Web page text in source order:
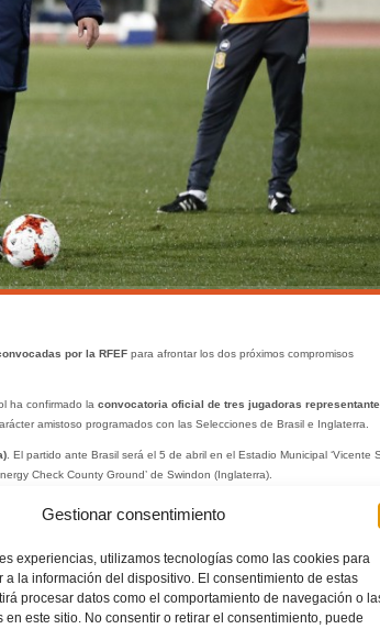
Gestionar consentimiento
experiencias, utilizamos tecnologías como las cookies para
a la información del dispositivo. El consentimiento de estas
procesar datos como el comportamiento de navegación o
este sitio. No consentir o retirar el consentimiento, puede
por la RFEFpara afrontar los dos próximos compromisos
ha confirmado la convocatoria oficial de tres jugadoras
amistoso programados con las Selecciones de Brasil e Inglaterra.
. El partido ante Brasil será el 5 de abril en el Estadio Municipal ‘Vicente
Check County Ground’ de Swindon (Inglaterra).
SELECCIONES NACIONALES VALENTA